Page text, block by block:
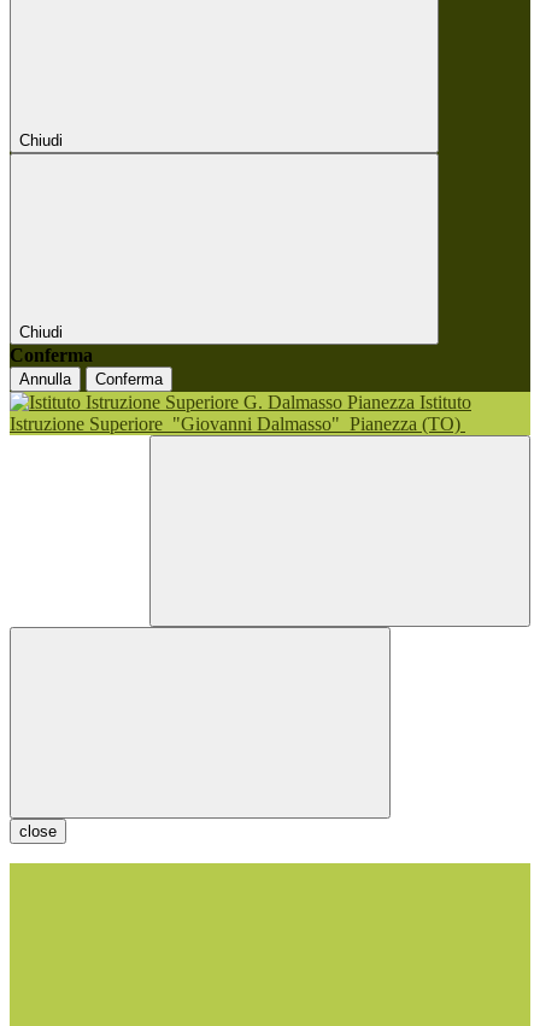
Chiudi
Chiudi
Conferma
Annulla Conferma
Istituto
Istruzione Superiore "Giovanni Dalmasso" Pianezza (TO)
close